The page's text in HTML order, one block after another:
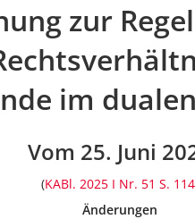
zur
im
Vom 25. Juni
(KABl. 2025 I Nr. 51 S. 114
Änderungen